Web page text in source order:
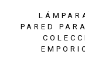
PARED